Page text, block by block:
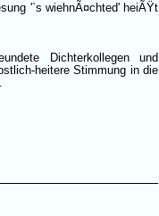
'`s wiehnÃ¤chted' heiÃŸt
Dichterkollegen und
heitere Stimmung in die